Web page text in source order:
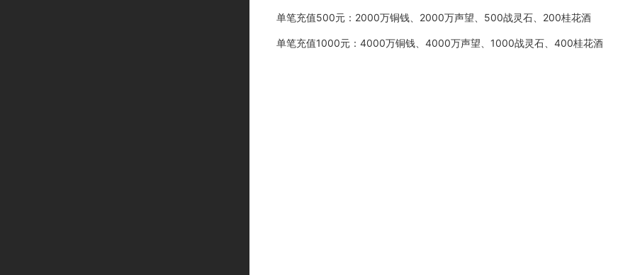
单笔充值500元： 2000万铜钱、2000万声望、500战灵石、200桂花酒
单笔充值1000元： 4000万铜钱、4000万声望、1000战灵石、400桂花酒